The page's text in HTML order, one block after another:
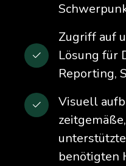
Zugriff auf
Lösung für
Reporting,
Visuell
benötigten